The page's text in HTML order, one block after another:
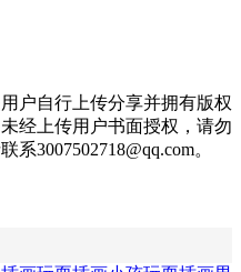
户自行上传分享并拥有版权
经上传用户书面授权，请勿
3007502718@qq.com。